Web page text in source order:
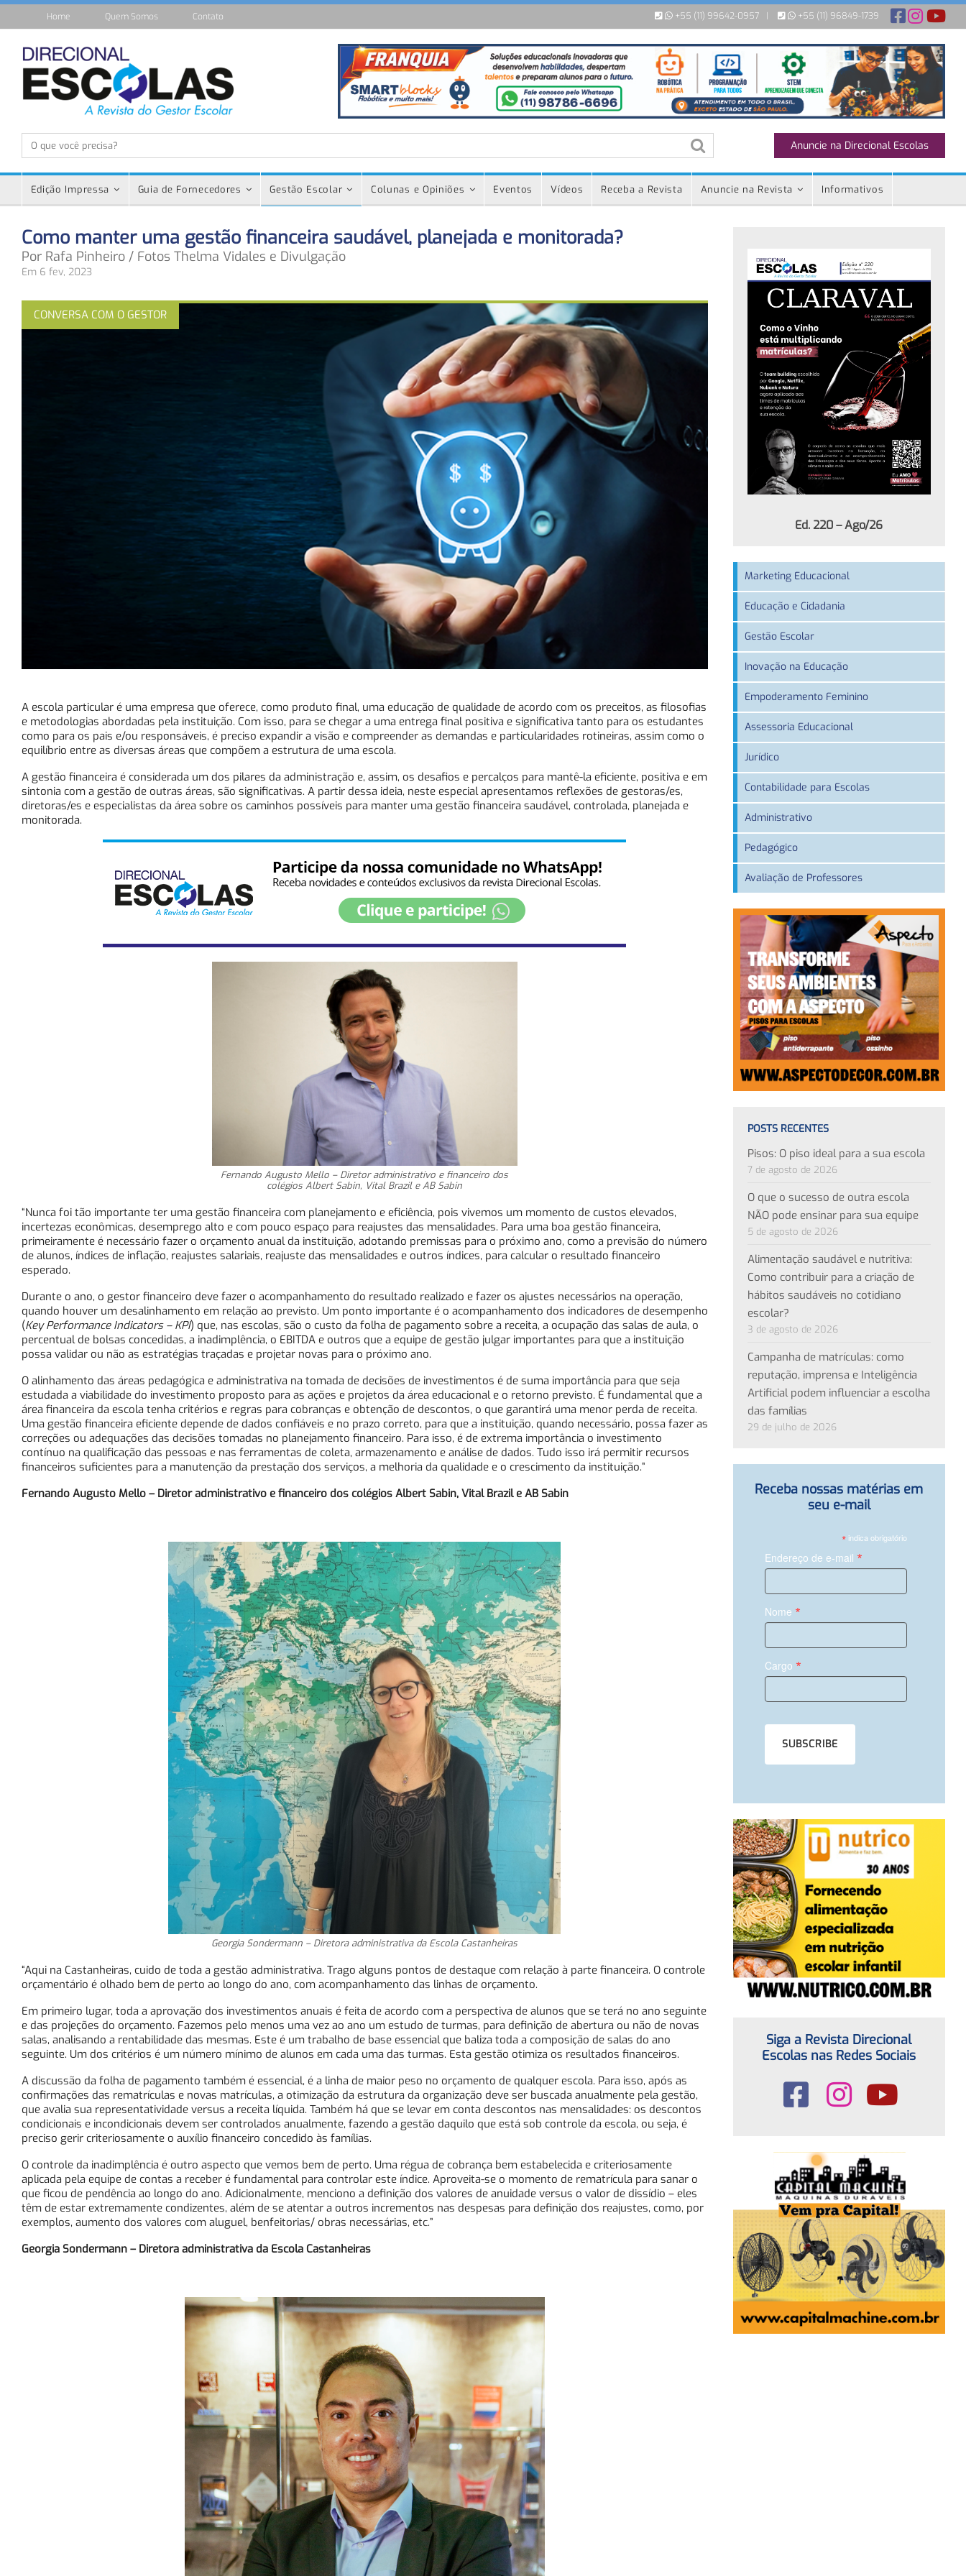
+55 (11) 99642-0957 | +55 (11) 96849-1739
Home Quem Somos Contato
Anuncie na Direcional Escolas
Edição Impressa Guia de Fornecedores Gestão Escolar Colunas e Opiniões Eventos Vídeos Receba a Revista Anuncie na Revista Informativos
Como manter uma gestão financeira saudável, planejada e monitorada?
Por Rafa Pinheiro / Fotos Thelma Vidales e Divulgação
Em 6 fev, 2023
CONVERSA COM O GESTOR
A escola particular é uma empresa que oferece, como produto final, uma educação de qualidade de acordo com os preceitos, as filosofias
e metodologias abordadas pela instituição. Com isso, para se chegar a uma entrega final positiva e significativa tanto para os estudantes
como para os pais e/ou responsáveis, é preciso expandir a visão e compreender as demandas e particularidades rotineiras, assim como o
equilíbrio entre as diversas áreas que compõem a estrutura de uma escola.
A gestão financeira é considerada um dos pilares da administração e, assim, os desafios e percalços para mantê-la eficiente, positiva e em
sintonia com a gestão de outras áreas, são significativas. A partir dessa ideia, neste especial apresentamos reflexões de gestoras/es,
diretoras/es e especialistas da área sobre os caminhos possíveis para manter uma gestão financeira saudável, controlada, planejada e
monitorada.
Fernando Augusto Mello – Diretor administrativo e financeiro dos
colégios Albert Sabin, Vital Brazil e AB Sabin
“Nunca foi tão importante ter uma gestão financeira com planejamento e eficiência, pois vivemos um momento de custos elevados,
incertezas econômicas, desemprego alto e com pouco espaço para reajustes das mensalidades. Para uma boa gestão financeira,
primeiramente é necessário fazer o orçamento anual da instituição, adotando premissas para o próximo ano, como a previsão do número
de alunos, índices de inflação, reajustes salariais, reajuste das mensalidades e outros índices, para calcular o resultado financeiro
esperado.
Durante o ano, o gestor financeiro deve fazer o acompanhamento do resultado realizado e fazer os ajustes necessários na operação,
quando houver um desalinhamento em relação ao previsto. Um ponto importante é o acompanhamento dos indicadores de desempenho
(Key Performance Indicators – KPI) que, nas escolas, são o custo da folha de pagamento sobre a receita, a ocupação das salas de aula, o
percentual de bolsas concedidas, a inadimplência, o EBITDA e outros que a equipe de gestão julgar importantes para que a instituição
possa validar ou não as estratégias traçadas e projetar novas para o próximo ano.
O alinhamento das áreas pedagógica e administrativa na tomada de decisões de investimentos é de suma importância para que seja
estudada a viabilidade do investimento proposto para as ações e projetos da área educacional e o retorno previsto. É fundamental que a
área financeira da escola tenha critérios e regras para cobranças e obtenção de descontos, o que garantirá uma menor perda de receita.
Uma gestão financeira eficiente depende de dados confiáveis e no prazo correto, para que a instituição, quando necessário, possa fazer as
correções ou adequações das decisões tomadas no planejamento financeiro. Para isso, é de extrema importância o investimento
contínuo na qualificação das pessoas e nas ferramentas de coleta, armazenamento e análise de dados. Tudo isso irá permitir recursos
financeiros suficientes para a manutenção da prestação dos serviços, a melhoria da qualidade e o crescimento da instituição.”
Fernando Augusto Mello – Diretor administrativo e financeiro dos colégios Albert Sabin, Vital Brazil e AB Sabin
Georgia Sondermann – Diretora administrativa da Escola Castanheiras
“Aqui na Castanheiras, cuido de toda a gestão administrativa. Trago alguns pontos de destaque com relação à parte financeira. O controle
orçamentário é olhado bem de perto ao longo do ano, com acompanhamento das linhas de orçamento.
Em primeiro lugar, toda a aprovação dos investimentos anuais é feita de acordo com a perspectiva de alunos que se terá no ano seguinte
e das projeções do orçamento. Fazemos pelo menos uma vez ao ano um estudo de turmas, para definição de abertura ou não de novas
salas, analisando a rentabilidade das mesmas. Este é um trabalho de base essencial que baliza toda a composição de salas do ano
seguinte. Um dos critérios é um número mínimo de alunos em cada uma das turmas. Esta gestão otimiza os resultados financeiros.
A discussão da folha de pagamento também é essencial, é a linha de maior peso no orçamento de qualquer escola. Para isso, após as
confirmações das rematrículas e novas matrículas, a otimização da estrutura da organização deve ser buscada anualmente pela gestão,
que avalia sua representatividade versus a receita líquida. Também há que se levar em conta descontos nas mensalidades: os descontos
condicionais e incondicionais devem ser controlados anualmente, fazendo a gestão daquilo que está sob controle da escola, ou seja, é
preciso gerir criteriosamente o auxílio financeiro concedido às famílias.
O controle da inadimplência é outro aspecto que vemos bem de perto. Uma régua de cobrança bem estabelecida e criteriosamente
aplicada pela equipe de contas a receber é fundamental para controlar este índice. Aproveita-se o momento de rematrícula para sanar o
que ficou de pendência ao longo do ano. Adicionalmente, menciono a definição dos valores de anuidade versus o valor de dissídio – eles
têm de estar extremamente condizentes, além de se atentar a outros incrementos nas despesas para definição dos reajustes, como, por
exemplos, aumento dos valores com aluguel, benfeitorias/ obras necessárias, etc.”
Georgia Sondermann – Diretora administrativa da Escola Castanheiras
Ed. 220 – Ago/26
Marketing Educacional
Educação e Cidadania
Gestão Escolar
Inovação na Educação
Empoderamento Feminino
Assessoria Educacional
Jurídico
Contabilidade para Escolas
Administrativo
Pedagógico
Avaliação de Professores
POSTS RECENTES
Pisos: O piso ideal para a sua escola
7 de agosto de 2026
O que o sucesso de outra escola
NÃO pode ensinar para sua equipe
5 de agosto de 2026
Alimentação saudável e nutritiva:
Como contribuir para a criação de
hábitos saudáveis no cotidiano
escolar?
3 de agosto de 2026
Campanha de matrículas: como
reputação, imprensa e Inteligência
Artificial podem influenciar a escolha
das famílias
29 de julho de 2026
Receba nossas matérias em
seu e-mail
* indica obrigatório
Endereço de e-mail *
Nome *
Cargo *
Siga a Revista Direcional
Escolas nas Redes Sociais